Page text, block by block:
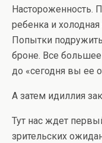
Настороженность.
ребенка и
Попытки
броне. Все
до «сегодня вы ее
А затем идиллия
Тут нас ждет
зрительских